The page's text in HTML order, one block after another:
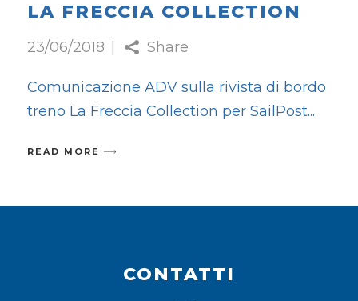
LA FRECCIA COLLECTION
23/06/2018 Share
Comunicazione ADV sulla rivista di bordo
treno La Freccia Collection per SailPost
READ MORE
CONTATTI